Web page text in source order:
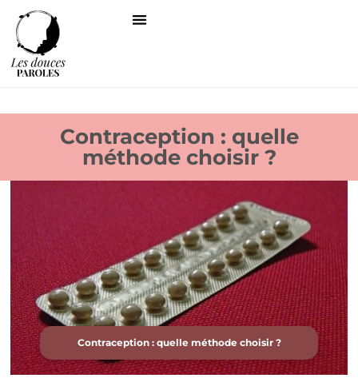
Contraception : quelle
méthode choisir ?
Contraception : quelle méthode choisir ?